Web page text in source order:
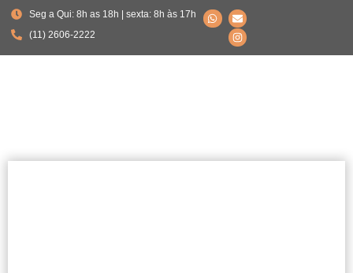
Seg a Qui: 8h as 18h | sexta: 8h às 17h
(11) 2606-2222